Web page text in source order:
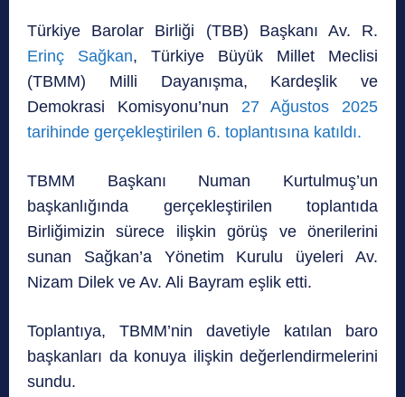
Türkiye Barolar Birliği (TBB) Başkanı Av. R.
Erinç Sağkan, Türkiye Büyük Millet Meclisi
(TBMM) Milli Dayanışma, Kardeşlik ve
Demokrasi Komisyonu’nun 27 Ağustos 2025
tarihinde gerçekleştirilen 6. toplantısına katıldı.
TBMM Başkanı Numan Kurtulmuş’un
başkanlığında gerçekleştirilen toplantıda
Birliğimizin sürece ilişkin görüş ve önerilerini
sunan Sağkan’a Yönetim Kurulu üyeleri Av.
Nizam Dilek ve Av. Ali Bayram eşlik etti.
Toplantıya, TBMM’nin davetiyle katılan baro
başkanları da konuya ilişkin değerlendirmelerini
sundu.